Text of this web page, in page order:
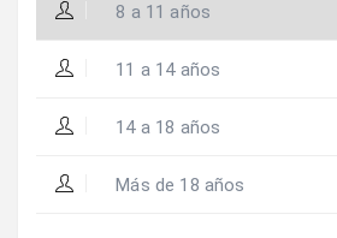
8 a 11 años
11 a 14 años
14 a 18 años
Más de 18 años